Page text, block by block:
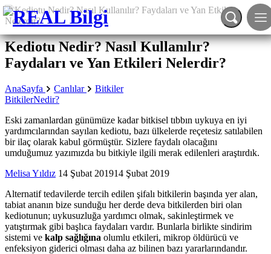
Kediotu Nedir? Nasıl Kullanılır?
Faydaları ve Yan Etkileri Nelerdir?
AnaSayfa Canlılar
Bitkiler
BitkilerNedir?
Eski zamanlardan günümüze kadar bitkisel tıbbın uykuya en iyi
yardımcılarından sayılan kediotu, bazı ülkelerde reçetesiz satılabilen
bir ilaç olarak kabul görmüştür. Sizlere faydalı olacağını
umduğumuz yazımızda bu bitkiyle ilgili merak edilenleri araştırdık.
Melisa Yıldız 14 Şubat 201914 Şubat 2019
Alternatif tedavilerde tercih edilen şifalı bitkilerin başında yer alan,
tabiat ananın bize sunduğu her derde deva bitkilerden biri olan
kediotunun; uykusuzluğa yardımcı olmak, sakinleştirmek ve
yatıştırmak gibi başlıca faydaları vardır. Bunlarla birlikte sindirim
sistemi ve kalp sağlığına olumlu etkileri, mikrop öldürücü ve
enfeksiyon giderici olması daha az bilinen bazı yararlarındandır.